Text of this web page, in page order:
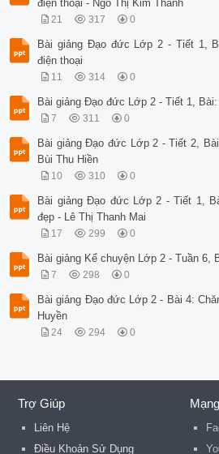
điện thoại - Ngô Thị Kim Thanh
21 317 0
Bài giảng Đạo đức Lớp 2 - Tiết 1,
điện thoại
11 314 0
Bài giảng Đạo đức Lớp 2 - Tiết 1,
7 311 0
Bài giảng Đạo đức Lớp 2 - Tiết 2,
Bùi Thu Hiền
10 310 0
Bài giảng Đạo đức Lớp 2 - Tiết 1,
đẹp - Lê Thị Thanh Mai
17 299 0
Bài giảng Kể chuyện Lớp 2 - Tuần 6,
7 298 0
Bài giảng Đạo đức Lớp 2 - Bài 4:
Huyền
24 294 0
Trợ Giúp
Liên Hệ
Điều Khoản Sử Dụng